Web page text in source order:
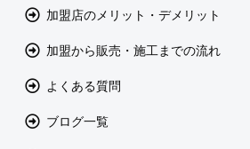
加盟店のメリット・デメリット
加盟から販売・施工までの流れ
よくある質問
ブログ一覧